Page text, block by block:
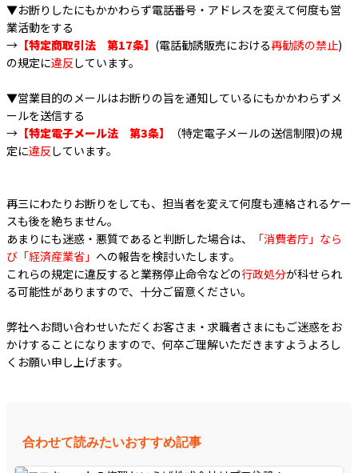
▼お断りしたにもかかわらず電話番号・アドレスを変えて何度も営
業活動をする
→ 【特定商取引法 第17条】 (電話勧誘販売における再勧誘の禁止)
の規定に違反 しています。
▼営業目的のメールはお断りの旨を通知しているにもかかわらずメ
ールを送信する
→ 【特定電子メール法 第3条】
（特定電子メールの送信制限)の規
定に違反 しています。
再三にわたりお断りをしても、担当者を変えて何度も連絡されるケー
スも後を絶ちません。
あまりにも迷惑・悪質であると判断した場合は、
「消費者庁」なら
び「経済産業省」 への報告を検討いたします。
これらの規定に違反すると業務停止命令などの行政処分が科せられ
る可能性がありますので、十分ご留意ください。
弊社へお問い合わせいただくお客さま・求職者さまにもご迷惑をお
かけすることになりますので、何卒ご理解いただきますようよろし
くお願い申し上げます。
合わせて読みたいおすすめ記事